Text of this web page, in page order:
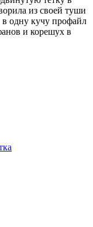
из своей туши
одну кучу профайл
и корешух в